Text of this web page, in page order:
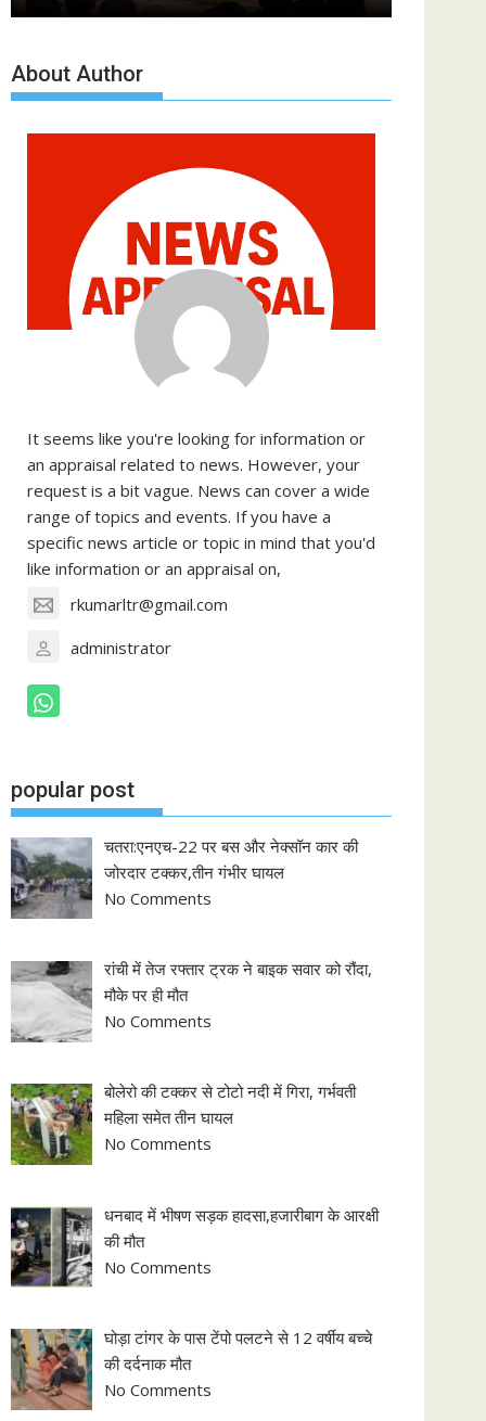
About Author
It seems like you're looking for information or
an appraisal related to news. However, your
request is a bit vague. News can cover a wide
range of topics and events. If you have a
specific news article or topic in mind that you'd
like information or an appraisal on,
rkumarltr@gmail.com
administrator
popular post
चतरा:एनएच-22 पर बस और नेक्सॉन कार की
जोरदार टक्कर,तीन गंभीर घायल
No Comments
रांची में तेज रफ्तार ट्रक ने बाइक सवार को रौंदा,
मौके पर ही मौत
No Comments
बोलेरो की टक्कर से टोटो नदी में गिरा, गर्भवती
महिला समेत तीन घायल
No Comments
धनबाद में भीषण सड़क हादसा,हजारीबाग के आरक्षी
की मौत
No Comments
घोड़ा टांगर के पास टेंपो पलटने से 12 वर्षीय बच्चे
की दर्दनाक मौत
No Comments